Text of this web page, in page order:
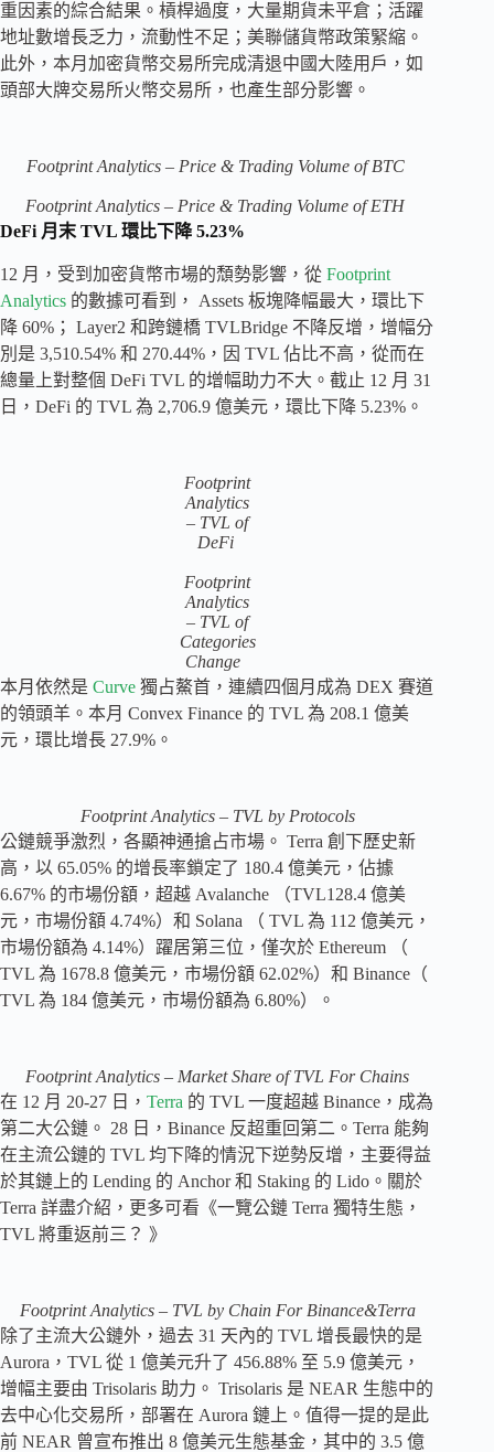
重因素的綜合結果。槓桿過度，大量期貨未平倉；活躍
地址數增長乏力，流動性不足；美聯儲貨幣政策緊縮。
此外，本月加密貨幣交易所完成清退中國大陸用戶，如
頭部大牌交易所火幣交易所，也產生部分影響。
Footprint Analytics – Price & Trading Volume of BTC
Footprint Analytics – Price & Trading Volume of ETH
DeFi 月末 TVL 環比下降 5.23%
12 月，受到加密貨幣市場的頹勢影響，從 Footprint
Analytics 的數據可看到， Assets 板塊降幅最大，環比下
降 60%； Layer2 和跨鏈橋 TVLBridge 不降反增，增幅分
別是 3,510.54% 和 270.44%，因 TVL 佔比不高，從而在
總量上對整個 DeFi TVL 的增幅助力不大。截止 12 月 31
日，DeFi 的 TVL 為 2,706.9 億美元，環比下降 5.23%。
Footprint
Analytics
– TVL of
DeFi
Footprint
Analytics
– TVL of
Categories
Change
本月依然是 Curve 獨占鰲首，連續四個月成為 DEX 賽道
的領頭羊。本月 Convex Finance 的 TVL 為 208.1 億美
元，環比增長 27.9%。
Footprint Analytics – TVL by Protocols
公鏈競爭激烈，各顯神通搶占市場。 Terra 創下歷史新
高，以 65.05% 的增長率鎖定了 180.4 億美元，佔據
6.67% 的市場份額，超越 Avalanche （TVL128.4 億美
元，市場份額 4.74%）和 Solana （ TVL 為 112 億美元，
市場份額為 4.14%）躍居第三位，僅次於 Ethereum （
TVL 為 1678.8 億美元，市場份額 62.02%）和 Binance（
TVL 為 184 億美元，市場份額為 6.80%）。
Footprint Analytics – Market Share of TVL For Chains
在 12 月 20-27 日， Terra 的 TVL 一度超越 Binance，成為
第二大公鏈。 28 日，Binance 反超重回第二。Terra 能夠
在主流公鏈的 TVL 均下降的情況下逆勢反增，主要得益
於其鏈上的 Lending 的 Anchor 和 Staking 的 Lido。關於
Terra 詳盡介紹，更多可看《一覽公鏈 Terra 獨特生態，
TVL 將重返前三？ 》
Footprint Analytics – TVL by Chain For Binance&Terra
除了主流大公鏈外，過去 31 天內的 TVL 增長最快的是
Aurora，TVL 從 1 億美元升了 456.88% 至 5.9 億美元，
增幅主要由 Trisolaris 助力。 Trisolaris 是 NEAR 生態中的
去中心化交易所，部署在 Aurora 鏈上。值得一提的是此
前 NEAR 曾宣布推出 8 億美元生態基金，其中的 3.5 億